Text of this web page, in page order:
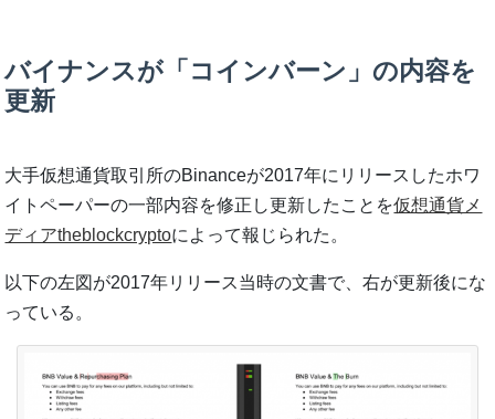
バイナンスが「コインバーン」の内容を
更新
大手仮想通貨取引所のBinanceが2017年にリリースしたホワ
イトペーパーの一部内容を修正し更新したことを仮想通貨メ
ディアtheblockcryptoによって報じられた。
以下の左図が2017年リリース当時の文書で、右が更新後にな
っている。